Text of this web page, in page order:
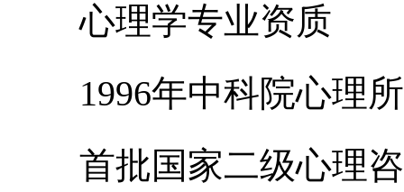
心理学专业资质
1996年中科院心理
首批国家二级心理咨